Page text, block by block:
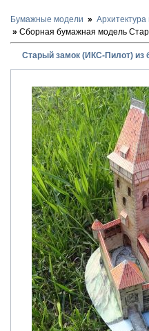
Бумажные модели Архитектура
Сборная бумажная модель
Старый замок (ИКС-Пилот) из